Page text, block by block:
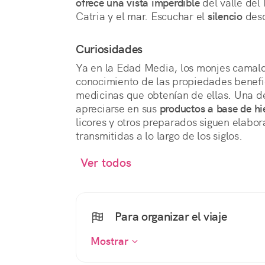
ofrece una vista imperdible del valle del
Catria y el mar. Escuchar el silencio
Curiosidades
Ya en la Edad Media, los monjes
conocimiento de las propiedades
medicinas que obtenían de ellas. Una
apreciarse en sus productos a base de
licores y otros preparados siguen
transmitidas a lo largo de los siglos.
Ver todos
Para organizar el viaje
Mostrar